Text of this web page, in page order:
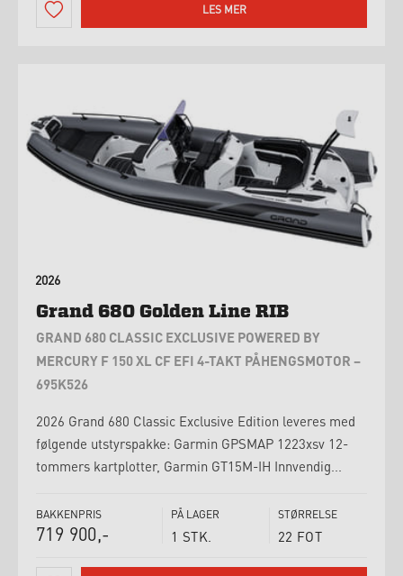
LES MER
2026
Grand 680 Golden Line RIB
GRAND 680 CLASSIC EXCLUSIVE POWERED BY
MERCURY F 150 XL CF EFI 4-TAKT PÅHENGSMOTOR –
695K526
2026 Grand 680 Classic Exclusive Edition leveres med
følgende utstyrspakke: Garmin GPSMAP 1223xsv 12-
tommers kartplotter, Garmin GT15M-IH Innvendig...
BAKKENPRIS
719 900,-
PÅ LAGER
1 STK.
STØRRELSE
22 FOT